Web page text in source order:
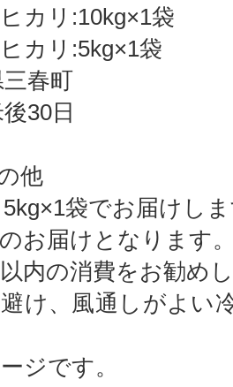
カリ:10kg×1袋
カリ:5kg×1袋
春町
30日
他
袋でお届けし
お届けとなります
内の消費をお勧め
け、風通しがよい
ジです。